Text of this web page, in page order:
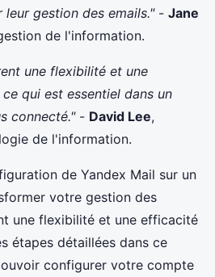
gestion des emails."- Jane
de l'information.
une flexibilité et une
qui est essentiel dans un
connecté."- David Lee,
de l'information.
de Yandex Mail sur un
votre gestion des
une flexibilité et une efficacité
étapes détaillées dans ce
configurer votre compte